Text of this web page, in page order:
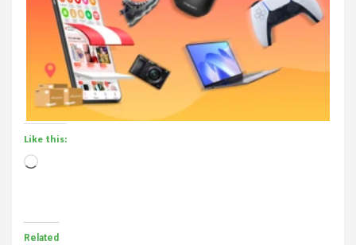
Like this:
Loading…
Related